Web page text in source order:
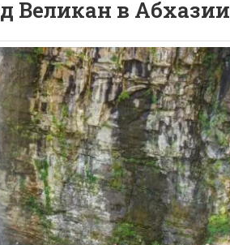
Великан в Абхазии